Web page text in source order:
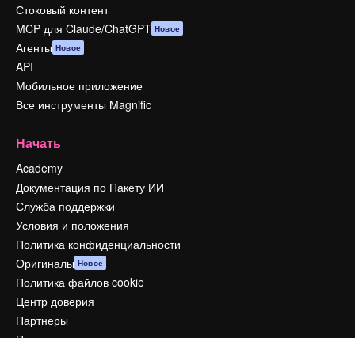
Стоковый контент
MCP для Claude/ChatGPT Новое
Агенты Новое
API
Мобильное приложение
Все инструменты Magnific
Начать
Academy
Документация по Пакету ИИ
Служба поддержки
Условия и положения
Политика конфиденциальности
Оригиналы Новое
Политика файлов cookie
Центр доверия
Партнеры